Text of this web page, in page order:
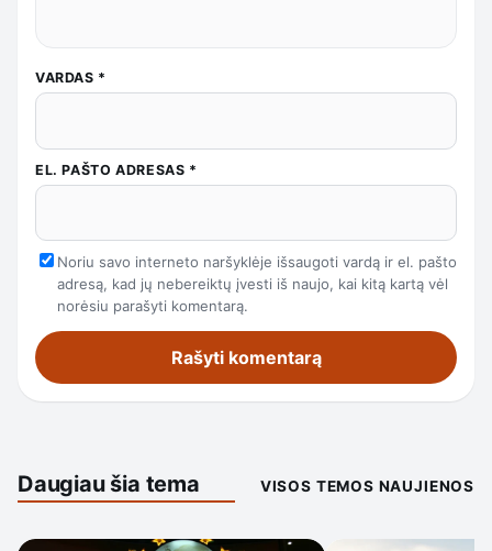
VARDAS *
EL. PAŠTO ADRESAS *
Noriu savo interneto naršyklėje išsaugoti vardą ir el. pašto
adresą, kad jų nebereiktų įvesti iš naujo, kai kitą kartą vėl
norėsiu parašyti komentarą.
Daugiau šia tema VISOS TEMOS NAUJIENOS